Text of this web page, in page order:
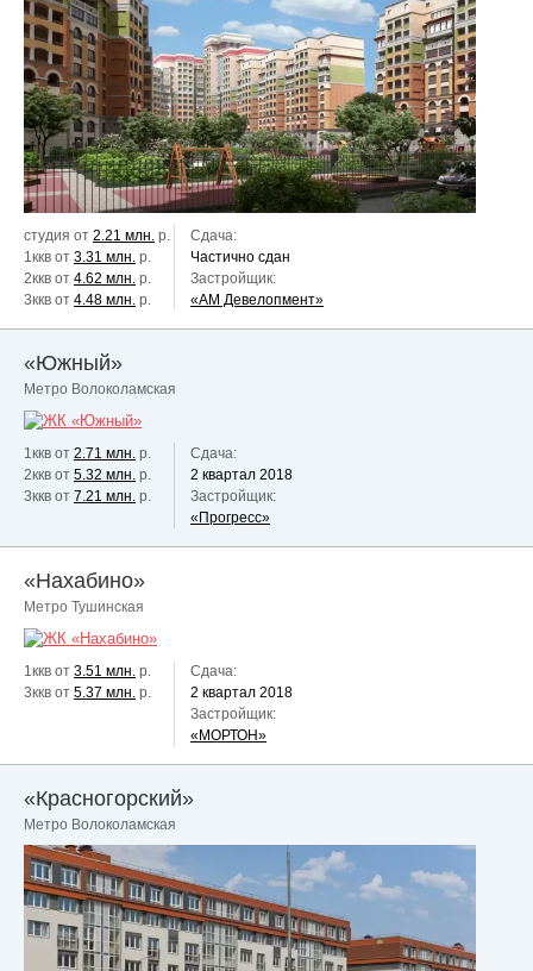
студия от 2.21 млн. р.
1ккв от 3.31 млн. р.
2ккв от 4.62 млн. р.
3ккв от 4.48 млн. р.
Сдача:
Частично сдан
Застройщик:
«АМ Девелопмент»
«Южный»
Метро Волоколамская
1ккв от 2.71 млн. р.
2ккв от 5.32 млн. р.
3ккв от 7.21 млн. р.
Сдача:
2 квартал 2018
Застройщик:
«Прогресс»
«Нахабино»
Метро Тушинская
1ккв от 3.51 млн. р.
3ккв от 5.37 млн. р.
Сдача:
2 квартал 2018
Застройщик:
«МОРТОН»
«Красногорский»
Метро Волоколамская